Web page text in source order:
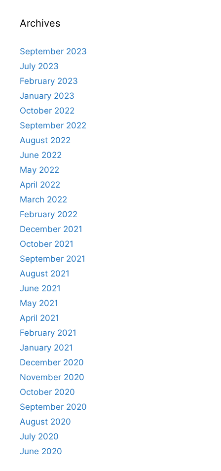
Archives
September 2023
July 2023
February 2023
January 2023
October 2022
September 2022
August 2022
June 2022
May 2022
April 2022
March 2022
February 2022
December 2021
October 2021
September 2021
August 2021
June 2021
May 2021
April 2021
February 2021
January 2021
December 2020
November 2020
October 2020
September 2020
August 2020
July 2020
June 2020